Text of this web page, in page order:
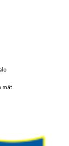
mật